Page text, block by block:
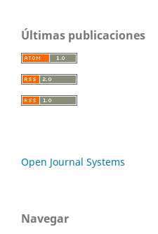
Últimas publicaciones
Open Journal Systems
Navegar